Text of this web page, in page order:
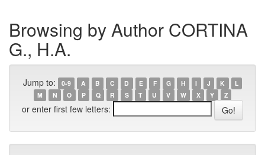
Browsing by Author CORTINA
G., H.A.
Jump to: 0-9 A B C D E F G H I J K
L
M
N O P Q R S T U V W X Y Z
or enter first few letters: